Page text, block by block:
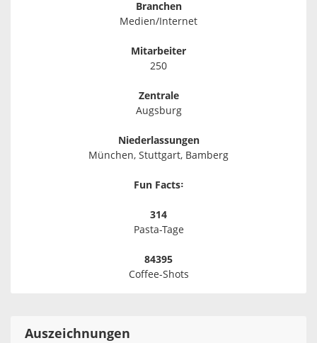
Branchen
Medien/Internet
Mitarbeiter
250
Zentrale
Augsburg
Niederlassungen
München, Stuttgart, Bamberg
Fun Facts꞉
314
Pasta-Tage
84395
Coffee-Shots
Auszeichnungen